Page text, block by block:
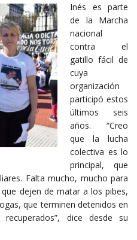
Inés es parte
de la Marcha
nacional
contra el
gatillo fácil de
cuya
organización
participó estos
últimos seis
años. “Creo
que la lucha
colectiva es lo
principal, que
Falta mucho, mucho para
dejen de matar a los pibes,
que terminen detenidos en
dice desde su